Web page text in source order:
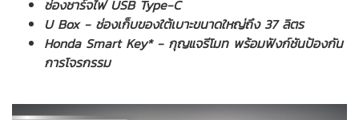
ช่องชาร์จไฟ USB Type-C
U Box - ช่องเก็บของใต้เบาะขนาดใหญ่ถึง 37 ลิตร
Honda Smart Key* - กุญแจรีโมท พร้อมฟังก์ชันป้องกัน
การโจรกรรม